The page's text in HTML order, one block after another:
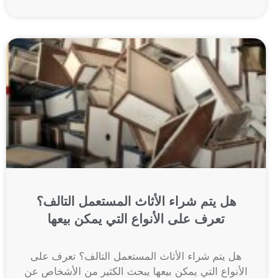
هل يتم شراء الأثاث المستعمل التالف؟
تعرف على الأنواع التي يمكن بيعها
هل يتم شراء الأثاث المستعمل التالف؟ تعرف على
الأنواع التي يمكن بيعها يبحث الكثير من الأشخاص عن